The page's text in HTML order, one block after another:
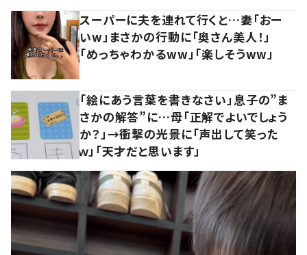
スーパーに夫を連れて行くと…妻「おー
いw」まさかの行動に「奥さん美人！」
「めっちゃわかるww」「楽しそうww」
「絵にあう言葉を書きなさい」息子の”ま
さかの解答”に…母「正解でよいでしょう
か？」→衝撃の光景に「声出して笑った
ｗ」「天才だと思います」